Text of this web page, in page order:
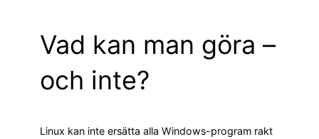
Vad kan man göra –
och inte?
Linux kan inte ersätta alla Windows-program rakt